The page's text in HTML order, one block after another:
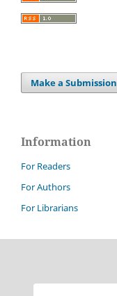
Make a Submission
Information
For Readers
For Authors
For Librarians